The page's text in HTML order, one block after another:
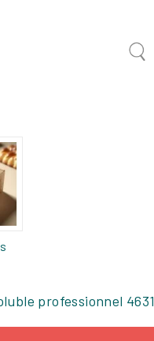
professionnel 4631